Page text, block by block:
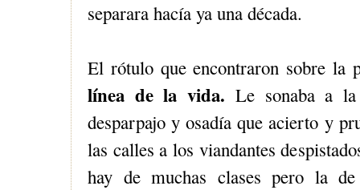
separara hacía ya una década.
El rótulo que encontraron sobre
línea de la vida. Le sonaba a
desparpajo y osadía que acierto y
las calles a los viandantes
hay de muchas clases pero la